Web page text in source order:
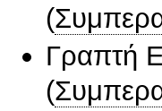
(
Γραπτή
(